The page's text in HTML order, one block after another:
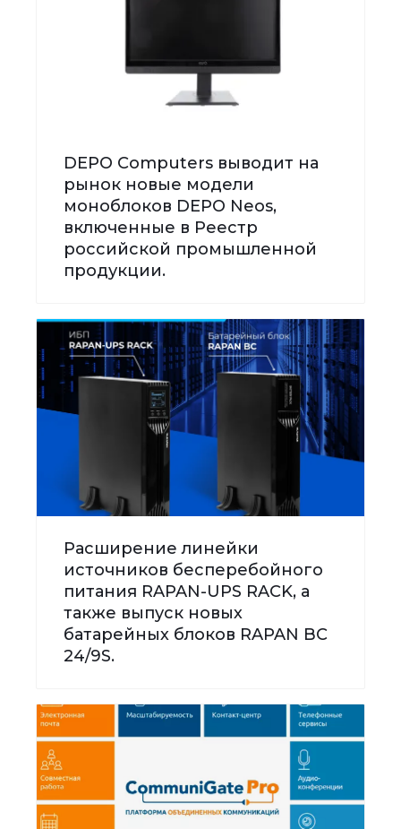
DEPO Computers выводит на
рынок новые модели
моноблоков DEPO Neos,
включенные в Реестр
российской промышленной
продукции.
Расширение линейки
источников бесперебойного
питания RAPAN-UPS RACK, а
также выпуск новых
батарейных блоков RAPAN BC
24/9S.